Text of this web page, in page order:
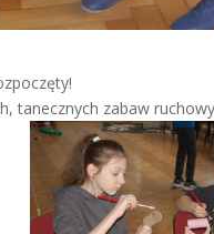
tanecznych zabaw